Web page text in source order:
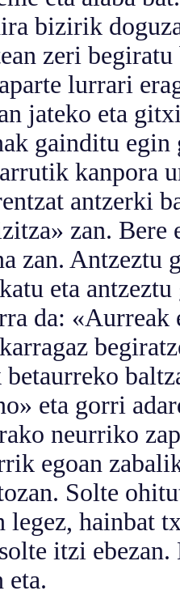
bizirik
zeri begiratu
lurrari
eta gitxi
gainditu egin
kanpora
antzerki
zan.
zan.
eta
da: «Aurreak
eta gorri
neurriko
egoan
Solte
legez, hainbat
itzi
eta.